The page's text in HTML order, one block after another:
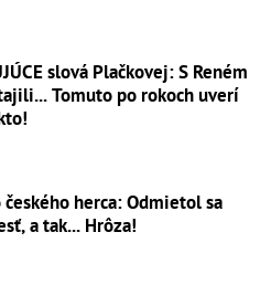
slová Plačkovej: S Reném
Tomuto po rokoch uverí
českého herca: Odmietol sa
a tak... Hrôza!